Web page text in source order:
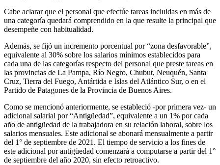
Cabe aclarar que el personal que efectúe tareas incluidas en más de
una categoría quedará comprendido en la que resulte la principal que
desempeñe con habitualidad.
Además, se fijó un incremento porcentual por “zona desfavorable”,
equivalente al 30% sobre los salarios mínimos establecidos para
cada una de las categorías respecto del personal que preste tareas en
las provincias de La Pampa, Río Negro, Chubut, Neuquén, Santa
Cruz, Tierra del Fuego, Antártida e Islas del Atlántico Sur, o en el
Partido de Patagones de la Provincia de Buenos Aires.
Como se mencionó anteriormente, se estableció -por primera vez- un
adicional salarial por “Antigüedad”, equivalente a un 1% por cada
año de antigüedad de la trabajadora en su relación laboral, sobre los
salarios mensuales. Este adicional se abonará mensualmente a partir
del 1° de septiembre de 2021. El tiempo de servicio a los fines de
este adicional por antigüedad comenzará a computarse a partir del 1°
de septiembre del año 2020, sin efecto retroactivo.